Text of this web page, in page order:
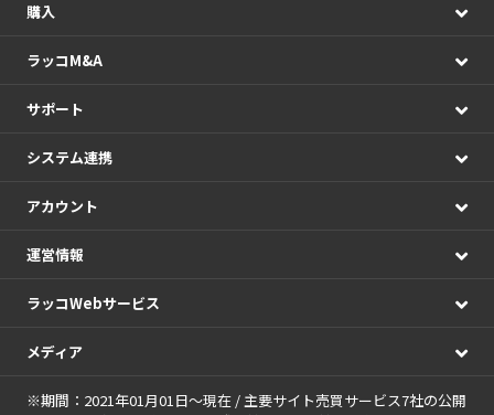
購入
ラッコM&A
サポート
システム連携
アカウント
運営情報
ラッコWebサービス
メディア
※期間：2021年01月01日～現在 / 主要サイト売買サービス7社の公開